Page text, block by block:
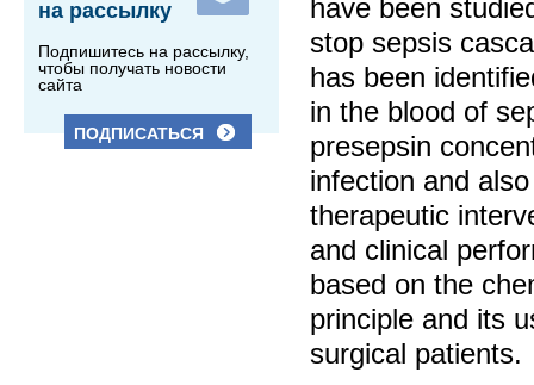
на рассылку
Подпишитесь на рассылку,
чтобы получать новости
сайта
ПОДПИСАТЬСЯ
have been
stop sepsis
has been
in the blood of
presepsin
infection and
therapeutic
and clinical
based on the
principle and its
surgical patients.